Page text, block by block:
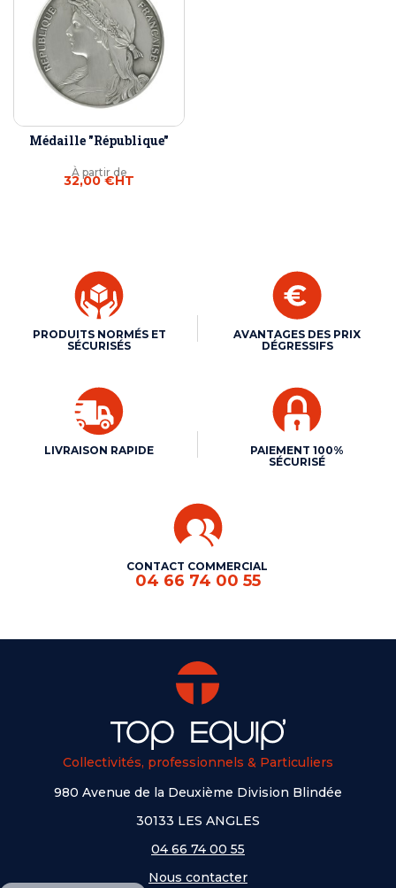
Médaille "République"
À partir de
32,00 €HT
PRODUITS NORMÉS ET
SÉCURISÉS
AVANTAGES DES PRIX
DÉGRESSIFS
LIVRAISON RAPIDE
PAIEMENT 100%
SÉCURISÉ
CONTACT COMMERCIAL
04 66 74 00 55
Collectivités, professionnels & Particuliers
980 Avenue de la Deuxième Division Blindée
30133 LES ANGLES
04 66 74 00 55
Nous contacter